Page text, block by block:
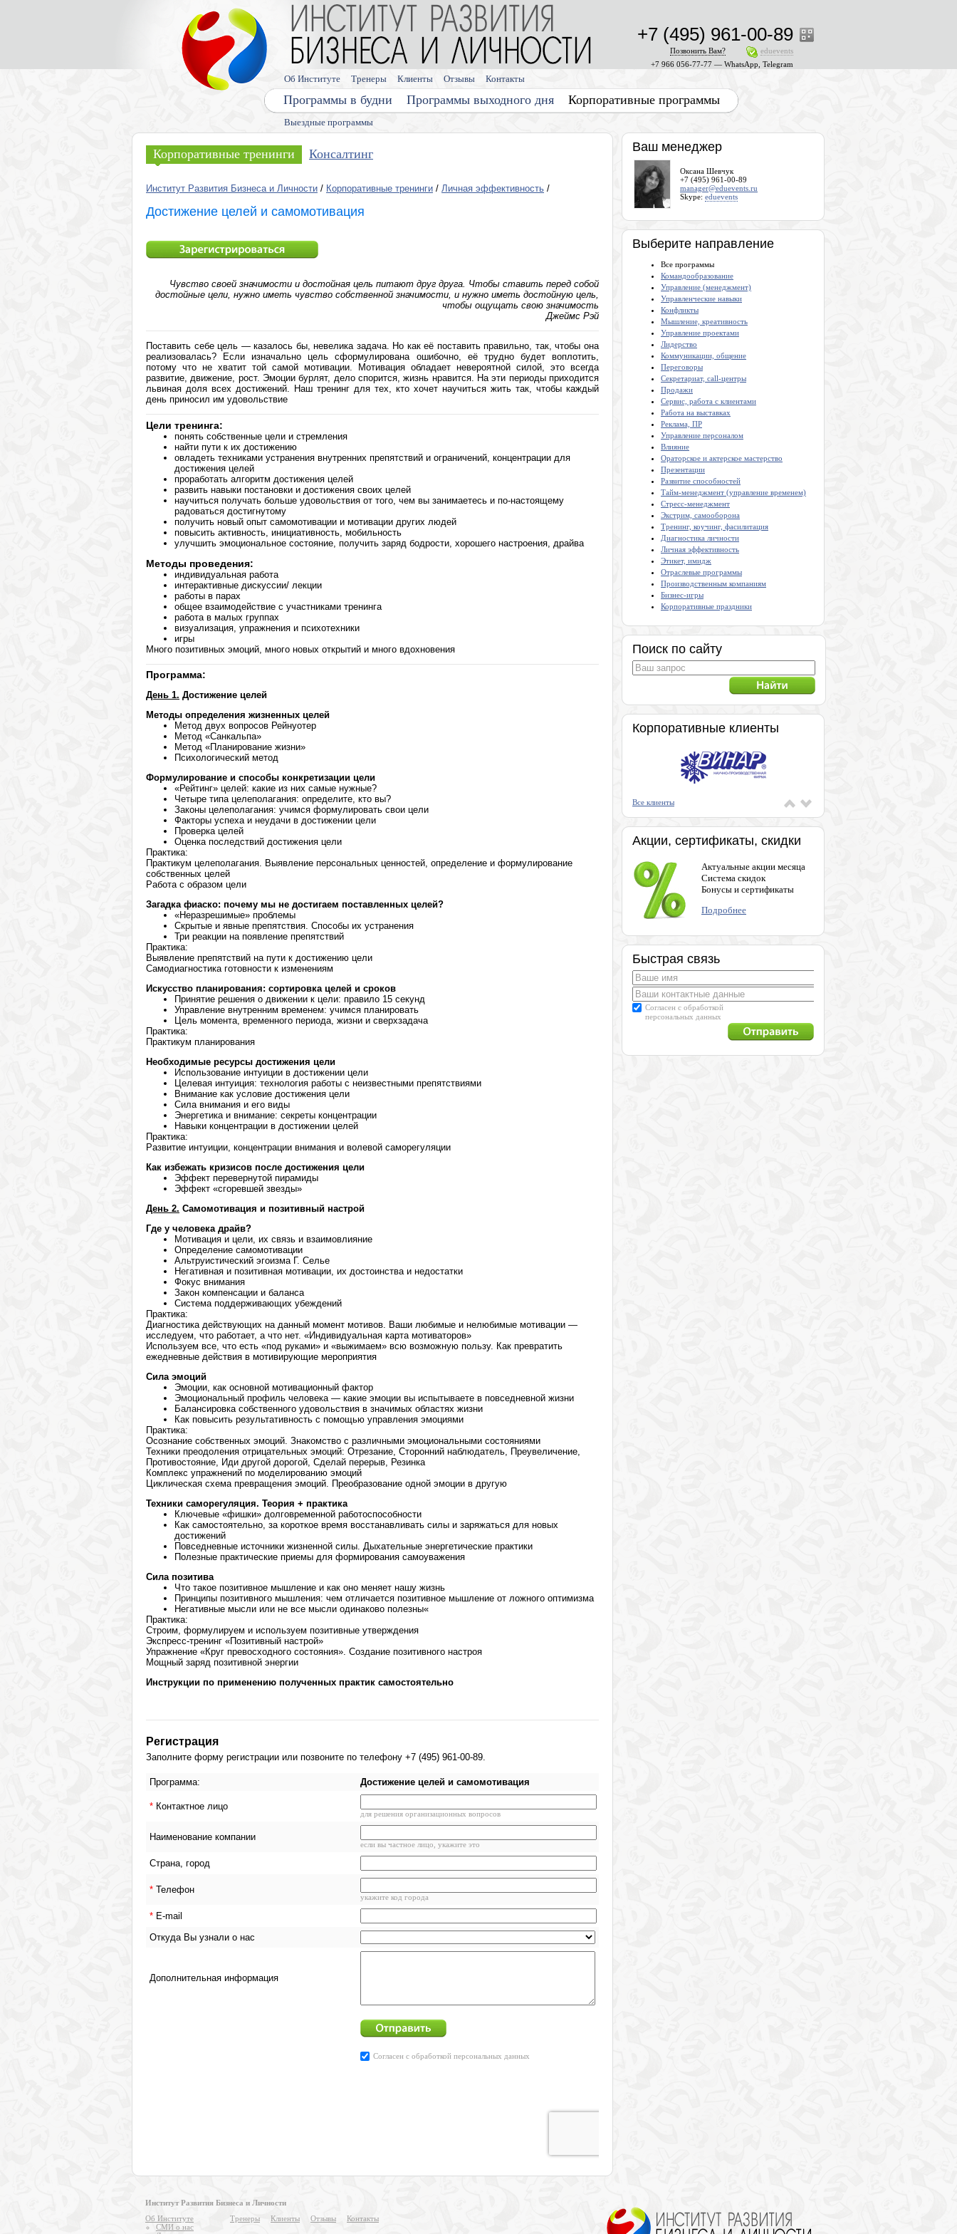
Выездные программы
Программы в будни Программы выходного дня Корпоративные программы
Об Институте Тренеры Клиенты Отзывы Контакты
+7 966 056-77-77 — WhatsApp, Telegram
eduevents
Позвонить Вам?
+7 (495) 961-00-89
Корпоративные тренинги Консалтинг
Институт Развития Бизнеса и Личности / Корпоративные тренинги / Личная эффективность /
Достижение целей и самомотивация
Чувство своей значимости и достойная цель питают друг друга. Чтобы ставить перед собой
достойные цели, нужно иметь чувство собственной значимости, и нужно иметь достойную цель,
чтобы ощущать свою значимость
Джеймс Рэй
Поставить себе цель — казалось бы, невелика задача. Но как её поставить правильно, так, чтобы она
реализовалась? Если изначально цель сформулирована ошибочно, её трудно будет воплотить,
потому что не хватит той самой мотивации. Мотивация обладает невероятной силой, это всегда
развитие, движение, рост. Эмоции бурлят, дело спорится, жизнь нравится. На эти периоды приходится
львиная доля всех достижений. Наш тренинг для тех, кто хочет научиться жить так, чтобы каждый
день приносил им удовольствие
Цели тренинга:
понять собственные цели и стремления
найти пути к их достижению
овладеть техниками устранения внутренних препятствий и ограничений, концентрации для
достижения целей
проработать алгоритм достижения целей
развить навыки постановки и достижения своих целей
научиться получать больше удовольствия от того, чем вы занимаетесь и по-настоящему
радоваться достигнутому
получить новый опыт самомотивации и мотивации других людей
повысить активность, инициативность, мобильность
улучшить эмоциональное состояние, получить заряд бодрости, хорошего настроения, драйва
Методы проведения:
индивидуальная работа
интерактивные дискуссии/ лекции
работы в парах
общее взаимодействие с участниками тренинга
работа в малых группах
визуализация, упражнения и психотехники
игры
Много позитивных эмоций, много новых открытий и много вдохновения
Программа:
День 1. Достижение целей
Методы определения жизненных целей
Метод двух вопросов Рейнуотер
Метод «Санкальпа»
Метод «Планирование жизни»
Психологический метод
Формулирование и способы конкретизации цели
«Рейтинг» целей: какие из них самые нужные?
Четыре типа целеполагания: определите, кто вы?
Законы целеполагания: учимся формулировать свои цели
Факторы успеха и неудачи в достижении цели
Проверка целей
Оценка последствий достижения цели
Практика:
Практикум целеполагания. Выявление персональных ценностей, определение и формулирование
собственных целей
Работа с образом цели
Загадка фиаско: почему мы не достигаем поставленных целей?
«Неразрешимые» проблемы
Скрытые и явные препятствия. Способы их устранения
Три реакции на появление препятствий
Практика:
Выявление препятствий на пути к достижению цели
Самодиагностика готовности к изменениям
Искусство планирования: сортировка целей и сроков
Принятие решения о движении к цели: правило 15 секунд
Управление внутренним временем: учимся планировать
Цель момента, временного периода, жизни и сверхзадача
Практика:
Практикум планирования
Необходимые ресурсы достижения цели
Использование интуиции в достижении цели
Целевая интуиция: технология работы с неизвестными препятствиями
Внимание как условие достижения цели
Сила внимания и его виды
Энергетика и внимание: секреты концентрации
Навыки концентрации в достижении целей
Практика:
Развитие интуиции, концентрации внимания и волевой саморегуляции
Как избежать кризисов после достижения цели
Эффект перевернутой пирамиды
Эффект «сгоревшей звезды»
День 2. Самомотивация и позитивный настрой
Где у человека драйв?
Мотивация и цели, их связь и взаимовлияние
Определение самомотивации
Альтруистический эгоизма Г. Селье
Негативная и позитивная мотивации, их достоинства и недостатки
Фокус внимания
Закон компенсации и баланса
Система поддерживающих убеждений
Практика:
Диагностика действующих на данный момент мотивов. Ваши любимые и нелюбимые мотивации —
исследуем, что работает, а что нет. «Индивидуальная карта мотиваторов»
Используем все, что есть «под руками» и «выжимаем» всю возможную пользу. Как превратить
ежедневные действия в мотивирующие мероприятия
Сила эмоций
Эмоции, как основной мотивационный фактор
Эмоциональный профиль человека — какие эмоции вы испытываете в повседневной жизни
Балансировка собственного удовольствия в значимых областях жизни
Как повысить результативность с помощью управления эмоциями
Практика:
Осознание собственных эмоций. Знакомство с различными эмоциональными состояниями
Техники преодоления отрицательных эмоций: Отрезание, Сторонний наблюдатель, Преувеличение,
Противостояние, Иди другой дорогой, Сделай перерыв, Резинка
Комплекс упражнений по моделированию эмоций
Циклическая схема превращения эмоций. Преобразование одной эмоции в другую
Техники саморегуляция. Теория + практика
Ключевые «фишки» долговременной работоспособности
Как самостоятельно, за короткое время восстанавливать силы и заряжаться для новых
достижений
Повседневные источники жизненной силы. Дыхательные энергетические практики
Полезные практические приемы для формирования самоуважения
Сила позитива
Что такое позитивное мышление и как оно меняет нашу жизнь
Принципы позитивного мышления: чем отличается позитивное мышление от ложного оптимизма
Негативные мысли или не все мысли одинаково полезны«
Практика:
Строим, формулируем и используем позитивные утверждения
Экспресс-тренинг «Позитивный настрой»
Упражнение «Круг превосходного состояния». Создание позитивного настроя
Мощный заряд позитивной энергии
Инструкции по применению полученных практик самостоятельно
Регистрация
Заполните форму регистрации или позвоните по телефону +7 (495) 961-00-89.
Ваш менеджер
Оксана Шевчук
+7 (495) 961-00-89
manager@eduevents.ru
Skype: eduevents
Выберите направление
Все программы
Командообразование
Управление (менеджмент)
Управленческие навыки
Конфликты
Мышление, креативность
Управление проектами
Лидерство
Коммуникации, общение
Переговоры
Секретариат, call-центры
Продажи
Сервис, работа с клиентами
Работа на выставках
Реклама, ПР
Управление персоналом
Влияние
Ораторское и актерское мастерство
Презентации
Развитие способностей
Тайм-менеджмент (управление временем)
Стресс-менеджмент
Экстрим, самооборона
Тренинг, коучинг, фасилитация
Диагностика личности
Личная эффективность
Этикет, имидж
Отраслевые программы
Производственным компаниям
Бизнес-игры
Корпоративные праздники
Поиск по сайту
Корпоративные клиенты
Все клиенты
Акции, сертификаты, скидки
Актуальные акции месяца
Система скидок
Бонусы и сертификаты
Подробнее
Быстрая связь
Институт Развития Бизнеса и Личности
Об Институте
СМИ о нас
Тренеры Клиенты Отзывы Контакты